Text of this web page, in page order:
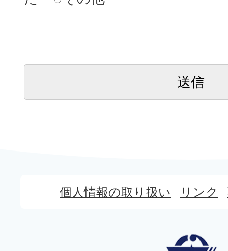
個人情報の取り扱い リンク